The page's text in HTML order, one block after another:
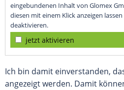
eingebundenen Inhalt von Glomex
diesen mit einem Klick anzeigen
deaktivieren.
jetzt aktivieren
Ich bin damit einverstanden,
angezeigt werden. Damit